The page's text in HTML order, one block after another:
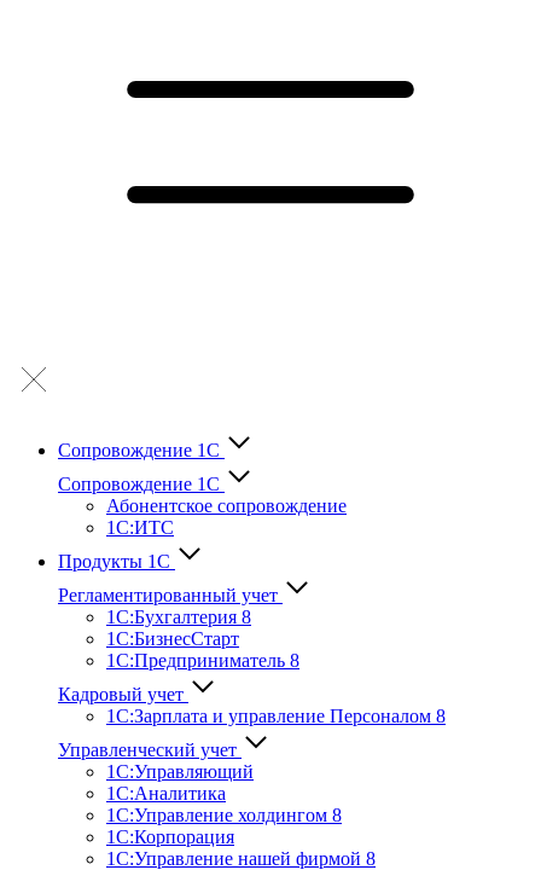
Сопровождение 1С
Сопровождение 1С
Абонентское сопровождение
1С:ИТС
Продукты 1С
Регламентированный учет
1C:Бухгалтерия 8
1С:БизнесСтарт
1C:Предприниматель 8
Кадровый учет
1С:Зарплата и управление Персона­лом 8
Управленческий учет
1С:Управляющий
1С:Аналитика
1С:Управление холдингом 8
1С:Корпорация
1С:Управление нашей фирмой 8